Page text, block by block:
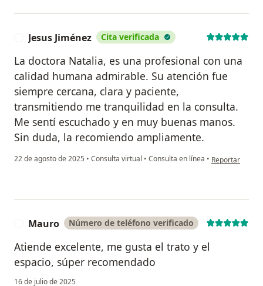
Jesus Jiménez Cita verificada
La doctora Natalia, es una profesional con una
calidad humana admirable. Su atención fue
siempre cercana, clara y paciente,
transmitiendo me tranquilidad en la consulta.
Me sentí escuchado y en muy buenas manos.
Sin duda, la recomiendo ampliamente.
22 de agosto de 2025 • Consulta virtual • Consulta en línea • en opinión del
Reportar
Mauro Número de teléfono verificado
Atiende excelente, me gusta el trato y el
espacio, súper recomendado
16 de julio de 2025